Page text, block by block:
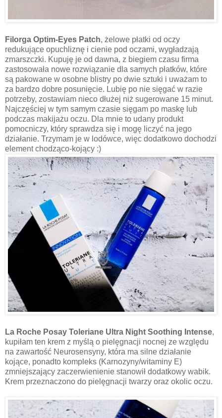
Filorga Optim-Eyes Patch, żelowe płatki od oczy
redukujące opuchliznę i cienie pod oczami, wygładzają
zmarszczki. Kupuję je od dawna, z biegiem czasu firma
zastosowała nowe rozwiązanie dla samych płatków, które
są pakowane w osobne blistry po dwie sztuki i uważam to
za bardzo dobre posunięcie. Lubię po nie sięgać w razie
potrzeby, zostawiam nieco dłużej niż sugerowane 15 minut.
Najczęściej w tym samym czasie sięgam po maskę lub
podczas makijażu oczu. Dla mnie to udany produkt
pomocniczy, który sprawdza się i mogę liczyć na jego
działanie. Trzymam je w lodówce, więc dodatkowo dochodzi
element chodząco-kojący :)
La Roche Posay Toleriane Ultra Night Soothing Intense,
kupiłam ten krem z myślą o pielęgnacji nocnej ze względu
na zawartość Neurosensyny, która ma silne działanie
kojące, ponadto kompleks (Karnozyny/witaminy E)
zmniejszający zaczerwienienie stanowił dodatkowy wabik.
Krem przeznaczono do pielęgnacji twarzy oraz okolic oczu.